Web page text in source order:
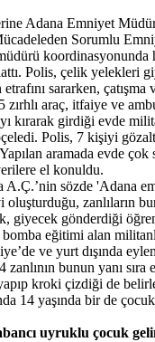
Adana Emniyet
Sorumlu
Polis, çelik yelekleri
sararken, çatışma
zırhlı araç, itfaiye ve
kırarak girdiği evde
Polis, 7 kişiyi
aramada evde çok
el konuldu.
A.Ç.’nin sözde 'Adana
oluşturduğu, zanlıların
giyecek gönderdiği
bomba eğitimi alan
ve yurt dışında
zanlının bunun yanı sıra
kroki çizdiği de
14 yaşında bir de
uyruklu çocuk